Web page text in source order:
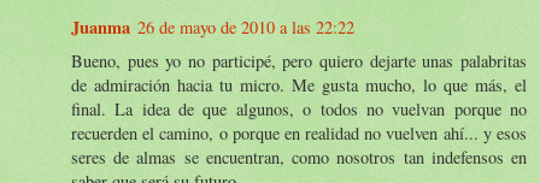
Juanma 26 de mayo de 2010 a las 22:22
Bueno, pues yo no participé, pero quiero dejarte unas palabritas
de admiración hacia tu micro. Me gusta mucho, lo que más, el
final. La idea de que algunos, o todos no vuelvan porque no
recuerden el camino, o porque en realidad no vuelven ahí... y esos
seres de almas se encuentran, como nosotros tan indefensos en